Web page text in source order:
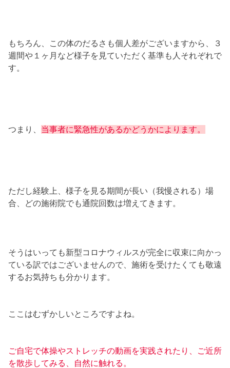
もちろん、この体のだるさも個人差がございますから、３
週間や１ヶ月など様子を見ていただく基準も人それぞれで
す。
つまり、 当事者に緊急性があるかどうかによります。
ただし経験上、様子を見る期間が長い（我慢される）場
合、どの施術院でも通院回数は増えてきます。
そうはいっても新型コロナウィルスが完全に収束に向かっ
ている訳ではございませんので、施術を受けたくても敬遠
するお気持ちも分かります。
ここはむずかしいところですよね。
ご自宅で体操やストレッチの動画を実践されたり、ご近所
を散歩してみる、自然に触れる。